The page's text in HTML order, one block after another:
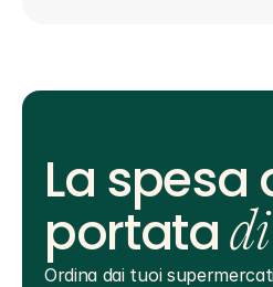
La spesa
portata
Ordina dai tuoi